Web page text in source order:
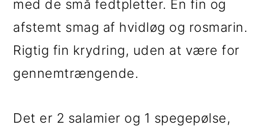
med de små fedtpletter. En fin og
afstemt smag af hvidløg og rosmarin.
Rigtig fin krydring, uden at være for
gennemtrængende.
Det er 2 salamier og 1 spegepølse,